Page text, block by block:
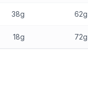
38g 62g
18g 72g